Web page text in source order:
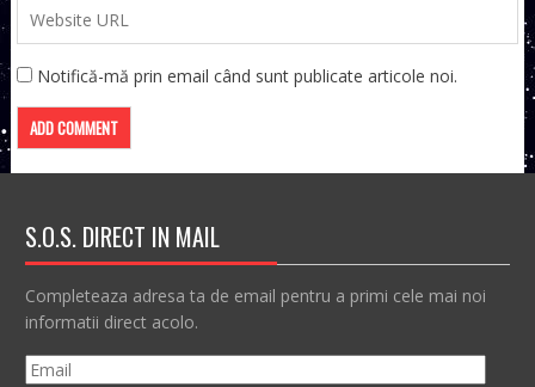
Notifică-mă prin email când sunt publicate articole noi.
S.O.S. DIRECT IN MAIL
Completeaza adresa ta de email pentru a primi cele mai noi
informatii direct acolo.
Email